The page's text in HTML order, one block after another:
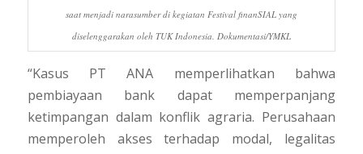
saat menjadi narasumber di kegiatan Festival finanSIAL yang
diselenggarakan oleh TUK Indonesia. Dokumentasi/YMKL
“Kasus PT ANA memperlihatkan bahwa
pembiayaan bank dapat memperpanjang
ketimpangan dalam konflik agraria. Perusahaan
memperoleh akses terhadap modal, legalitas